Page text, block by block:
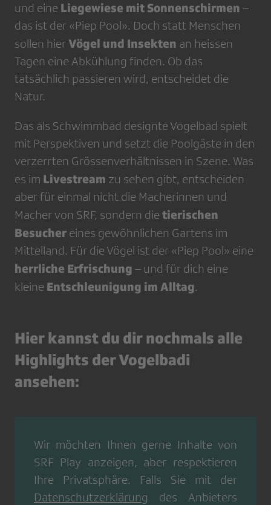
und eine Liegewiese mit Sonnenschirmen –
das ist der «Piep Pool». Doch statt Menschen
sollen hier Vögel und Insekten an heissen
Tagen eine Abkühlung finden. Ob das
tatsächlich passieren wird, entscheidet die
Natur.
Das als Schwimmbad designte Vogelbad spielt
mit Perspektiven und setzt die Poolgäste in den
verzerrten Grössenverhältnissen in Szene. Was
es im Livestream zu sehen gibt, entscheiden
aber für einmal nicht die Macherinnen und
Macher von SRF, sondern die tierischen
Besucher eines gewöhnlichen Gartens im
Mittelland. Für die Vögel ist der «Piep Pool» eine
herrliche Erfrischung – und für dich eine
kleine Entschleunigung im Alltag.
Hier kannst du dir nochmals alle
Highlights der Vogelbadi
ansehen:
Wir möchten Ihnen gerne Inhalte von
SRF Play anzeigen, aber respektieren
Ihre Privatsphäre. Falls Sie mit der
Datenschutzerklärung des Anbieters